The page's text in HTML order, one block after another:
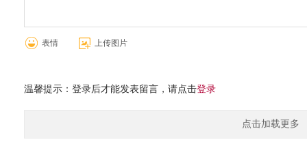
表情 上传图片
温馨提示：登录后才能发表留言，请点击登录
点击加载更多